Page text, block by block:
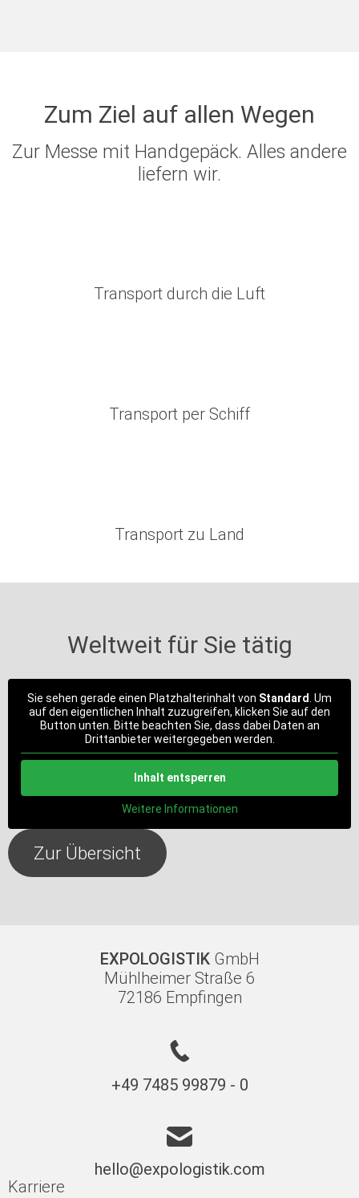
Zum Ziel auf allen Wegen
Zur Messe mit Handgepäck. Alles andere
liefern wir.
Transport durch die Luft
Transport per Schiff
Transport zu Land
Weltweit für Sie tätig
Sie sehen gerade einen Platzhalterinhalt von Standard. Um
auf den eigentlichen Inhalt zuzugreifen, klicken Sie auf den
Button unten. Bitte beachten Sie, dass dabei Daten an
Drittanbieter weitergegeben werden.
Inhalt entsperren
Weitere Informationen
Zur Übersicht
EXPOLOGISTIKGmbH
Mühlheimer Straße 6
72186 Empfingen
+49 7485 99879 - 0
hello@expologistik.com
Karriere